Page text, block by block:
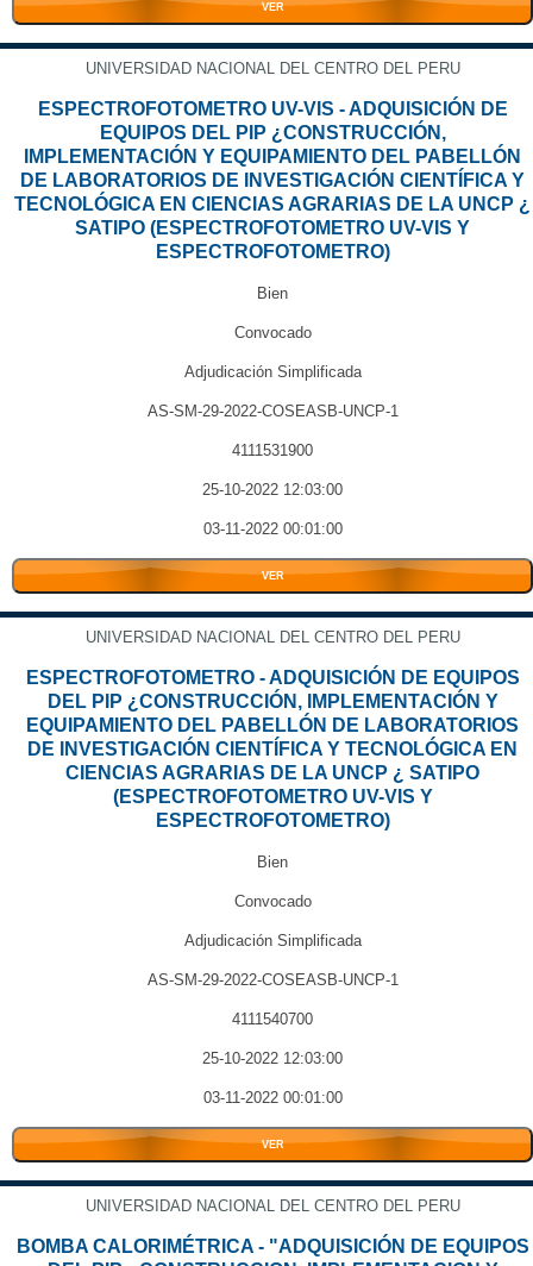
VER
UNIVERSIDAD NACIONAL DEL CENTRO DEL PERU
ESPECTROFOTOMETRO UV-VIS - ADQUISICIÓN DE
EQUIPOS DEL PIP ¿CONSTRUCCIÓN,
IMPLEMENTACIÓN Y EQUIPAMIENTO DEL PABELLÓN
DE LABORATORIOS DE INVESTIGACIÓN CIENTÍFICA Y
TECNOLÓGICA EN CIENCIAS AGRARIAS DE LA UNCP ¿
SATIPO (ESPECTROFOTOMETRO UV-VIS Y
ESPECTROFOTOMETRO)
Bien
Convocado
Adjudicación Simplificada
AS-SM-29-2022-COSEASB-UNCP-1
4111531900
25-10-2022 12:03:00
03-11-2022 00:01:00
VER
UNIVERSIDAD NACIONAL DEL CENTRO DEL PERU
ESPECTROFOTOMETRO - ADQUISICIÓN DE EQUIPOS
DEL PIP ¿CONSTRUCCIÓN, IMPLEMENTACIÓN Y
EQUIPAMIENTO DEL PABELLÓN DE LABORATORIOS
DE INVESTIGACIÓN CIENTÍFICA Y TECNOLÓGICA EN
CIENCIAS AGRARIAS DE LA UNCP ¿ SATIPO
(ESPECTROFOTOMETRO UV-VIS Y
ESPECTROFOTOMETRO)
Bien
Convocado
Adjudicación Simplificada
AS-SM-29-2022-COSEASB-UNCP-1
4111540700
25-10-2022 12:03:00
03-11-2022 00:01:00
VER
UNIVERSIDAD NACIONAL DEL CENTRO DEL PERU
BOMBA CALORIMÉTRICA - "ADQUISICIÓN DE EQUIPOS